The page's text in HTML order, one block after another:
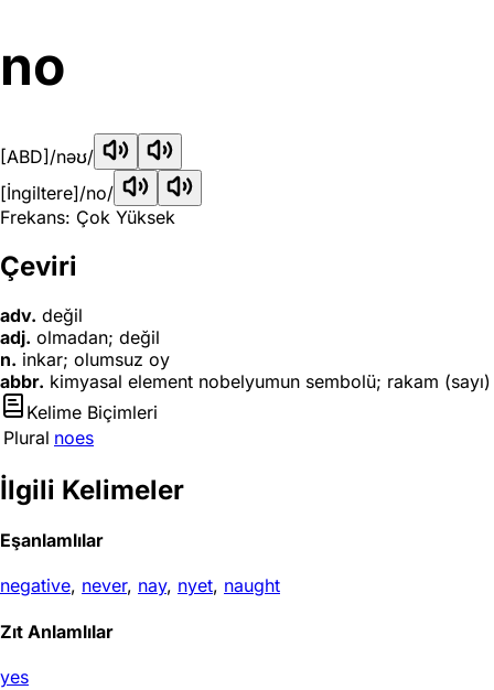
no
[ABD] /nəʊ/
[İngiltere]/no/
Frekans: Çok Yüksek
Çeviri
adv. değil
adj. olmadan; değil
n. inkar; olumsuz oy
abbr. kimyasal element nobelyumun sembolü; rakam (sayı)
Kelime Biçimleri
Plural noes
İlgili Kelimeler
Eşanlamlılar
negative, never, nay, nyet, naught
Zıt Anlamlılar
yes